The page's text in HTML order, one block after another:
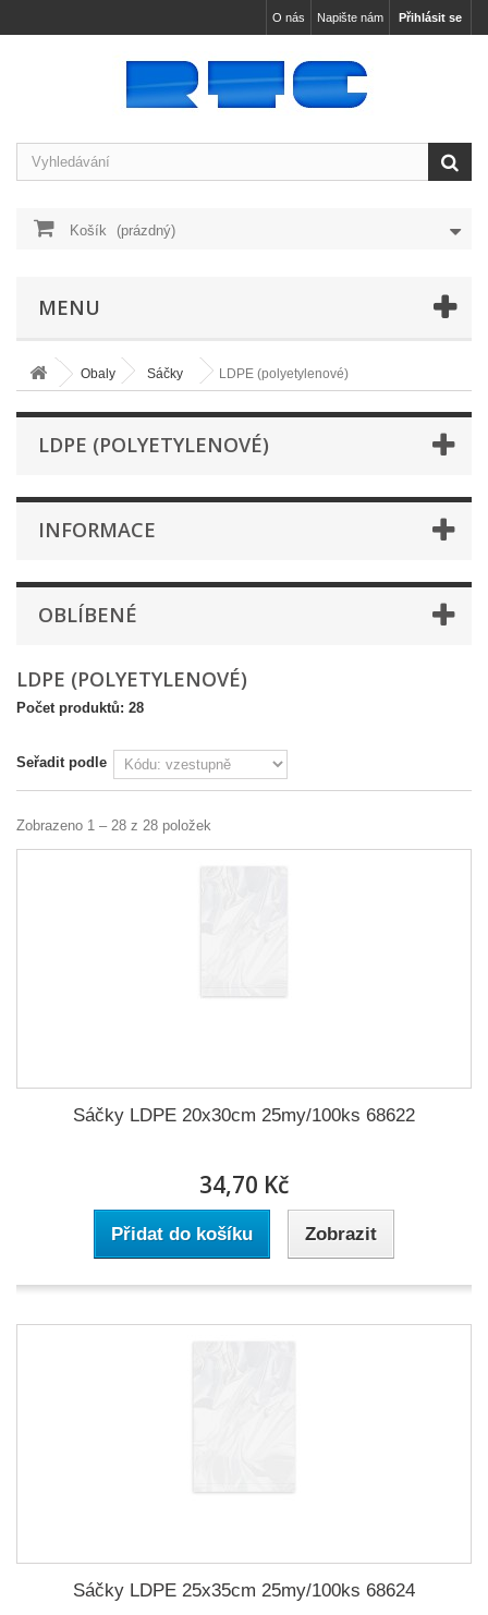
Přihlásit se
Napište nám
O nás
Košík (prázdný)
MENU
Obaly Sáčky LDPE (polyetylenové)
LDPE (POLYETYLENOVÉ)
INFORMACE
OBLÍBENÉ
LDPE (POLYETYLENOVÉ)
Počet produktů: 28
Seřadit podle
Zobrazeno 1 – 28 z 28 položek
Sáčky LDPE 20x30cm 25my/100ks 68622
34,70 Kč
Přidat do košíku Zobrazit
Sáčky LDPE 25x35cm 25my/100ks 68624